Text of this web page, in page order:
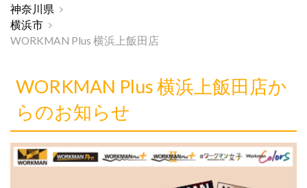
神奈川県
横浜市
WORKMAN Plus 横浜上飯田店
WORKMAN Plus 横浜上飯田店か
らのお知らせ